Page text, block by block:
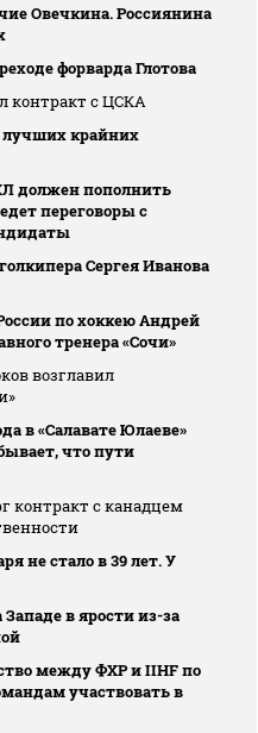
Овечкина. Россиянина
форварда Глотова
контракт с ЦСКА
лучших крайних
должен пополнить
переговоры с
Сергея Иванова
по хоккею Андрей
тренера «Сочи»
возглавил
в «Салавате Юлаеве»
что пути
контракт с канадцем
не стало в 39 лет. У
Западе в ярости из-за
между ФХР и IIHF по
участвовать в